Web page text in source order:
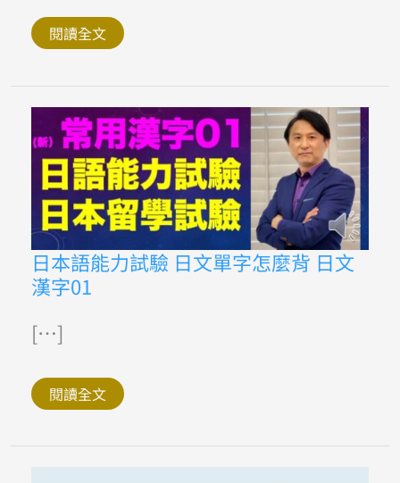
日
文
檢
麼
準
備
日
語
漢
字
怎
麼
背
閱讀全文
日本語能力試驗 日文單字怎麼背 日文
漢字01
[…]
日
本
語
能
試
驗
單
字
怎
背
閱讀全文